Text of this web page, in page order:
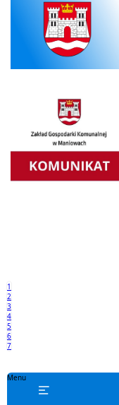
1
2
3
4
5
6
7
Menu